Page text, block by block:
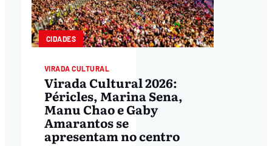
CIDADES
VIRADA CULTURAL
Virada Cultural 2026:
Péricles, Marina Sena,
Manu Chao e Gaby
Amarantos se
apresentam no centro